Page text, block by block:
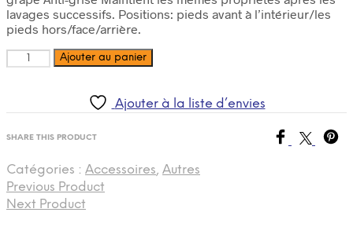
lavages successifs. Positions: pieds avant à l’intérieur/les
pieds hors/face/arrière.
Quantité Ajouter au panier
Ajouter à la liste d’envies
SHARE THIS PRODUCT
Catégories : Accessoires, Autres
Previous Product
Next Product